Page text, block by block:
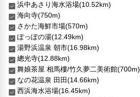
浜中あさり海水浴場(10.52km)
海向寺(750m)
さかた海鮮市場(570m)
ぽっぽの湯(12.49km)
湯野浜温泉 朝市(16.98km)
總光寺(12.88km)
舞娘茶屋 相馬樓/竹久夢二美術館(700m)
なの花温泉 田田(14.66km)
西浜海水浴場(16.45km)